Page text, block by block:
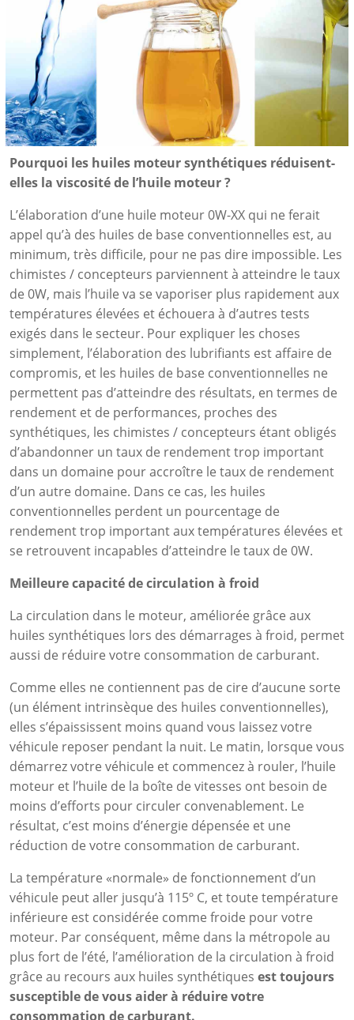
Pourquoi les huiles moteur synthétiques réduisent-
elles la viscosité de l’huile moteur ?
L’élaboration d’une huile moteur 0W-XX qui ne ferait
appel qu’à des huiles de base conventionnelles est, au
minimum, très difficile, pour ne pas dire impossible. Les
chimistes / concepteurs parviennent à atteindre le taux
de 0W, mais l’huile va se vaporiser plus rapidement aux
températures élevées et échouera à d’autres tests
exigés dans le secteur. Pour expliquer les choses
simplement, l’élaboration des lubrifiants est affaire de
compromis, et les huiles de base conventionnelles ne
permettent pas d’atteindre des résultats, en termes de
rendement et de performances, proches des
synthétiques, les chimistes / concepteurs étant obligés
d’abandonner un taux de rendement trop important
dans un domaine pour accroître le taux de rendement
d’un autre domaine. Dans ce cas, les huiles
conventionnelles perdent un pourcentage de
rendement trop important aux températures élevées et
se retrouvent incapables d’atteindre le taux de 0W.
Meilleure capacité de circulation à froid
La circulation dans le moteur, améliorée grâce aux
huiles synthétiques lors des démarrages à froid, permet
aussi de réduire votre consommation de carburant.
Comme elles ne contiennent pas de cire d’aucune sorte
(un élément intrinsèque des huiles conventionnelles),
elles s’épaississent moins quand vous laissez votre
véhicule reposer pendant la nuit. Le matin, lorsque vous
démarrez votre véhicule et commencez à rouler, l’huile
moteur et l’huile de la boîte de vitesses ont besoin de
moins d’efforts pour circuler convenablement. Le
résultat, c’est moins d’énergie dépensée et une
réduction de votre consommation de carburant.
La température «normale» de fonctionnement d’un
véhicule peut aller jusqu’à 115º C, et toute température
inférieure est considérée comme froide pour votre
moteur. Par conséquent, même dans la métropole au
plus fort de l’été, l’amélioration de la circulation à froid
grâce au recours aux huiles synthétiques est toujours
susceptible de vous aider à réduire votre
consommation de carburant.